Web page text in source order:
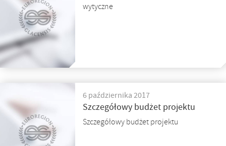
wytyczne
6 października 2017
Szczegółowy budżet projektu
Szczegółowy budżet projektu